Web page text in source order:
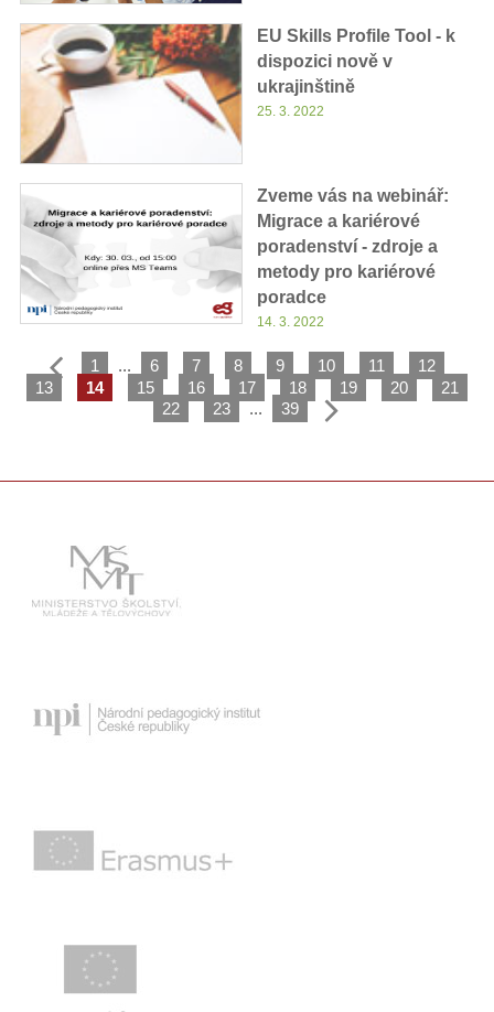
EU Skills Profile Tool - k
dispozici nově v
ukrajinštině
25. 3. 2022
Zveme vás na webinář:
Migrace a kariérové
poradenství - zdroje a
metody pro kariérové
poradce
14. 3. 2022
1 ... 6 7 8 9 10 11
12
13
14 15 16 17 18 19 20
21
22
23 ... 39